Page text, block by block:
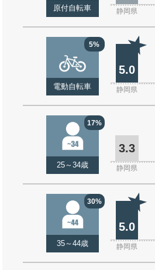
原付自転車 静岡県
5%
電動自転車
5.0
静岡県
17%
25～34歳
3.3
静岡県
30%
35～44歳
5.0
静岡県